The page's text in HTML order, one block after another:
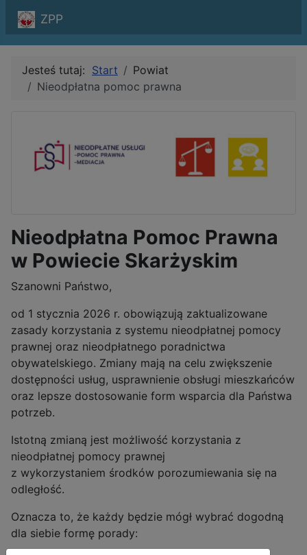
ZPP
Jesteś tutaj: Start
Powiat
Nieodpłatna pomoc prawna
Nieodpłatna Pomoc Prawna
w Powiecie Skarżyskim
Szanowni Państwo,
od 1 stycznia 2026 r. obowiązują zaktualizowane
zasady korzystania z systemu nieodpłatnej pomocy
prawnej oraz nieodpłatnego poradnictwa
obywatelskiego. Zmiany mają na celu zwiększenie
dostępności usług, usprawnienie obsługi mieszkańców
oraz lepsze dostosowanie form wsparcia dla Państwa
potrzeb.
Istotną zmianą jest możliwość korzystania z
nieodpłatnej pomocy prawnej
z wykorzystaniem środków porozumiewania się na
odległość.
Oznacza to, że każdy będzie mógł wybrać dogodną
dla siebie formę porady: